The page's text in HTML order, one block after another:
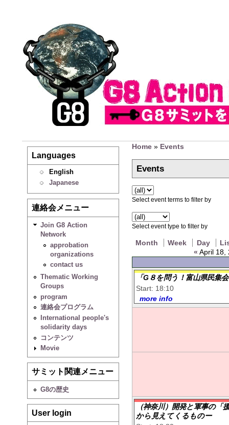
Languages
English
Japanese
連絡会メニュー
Join G8 Action
Network
approbation
organizations
contact us
Thematic Working
Groups
program
連絡会プログラム
International people's
solidarity days
コンテンツ
Movie
サミット関連メニュー
G8の歴史
User login
Home» Events
Events
Select event terms to filter by
Select event type to filter by
Month Week Day
« April 18,
「G８を問う！富山県民集
Start: 18:10
more info
（神奈川）開発と軍事の
から見えてくるものー